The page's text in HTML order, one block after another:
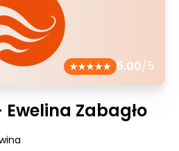
5.00/5
Zabagło